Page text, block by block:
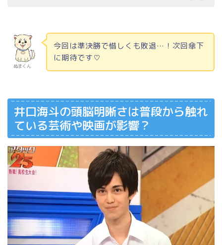
ぬまくん
今回は準決勝で惜しくも敗退…！次回傘下
に期待です♡
井口海斗の頭脳明晰さは普段から触れ
ている芸術や映画が影響？